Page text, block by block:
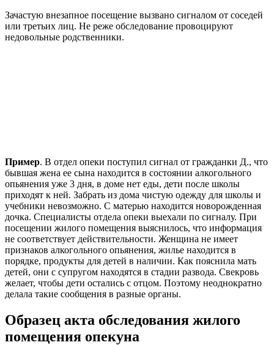
Зачастую внезапное посещение вызвано сигналом от соседей
или третьих лиц. Не реже обследование провоцируют
недовольные родственники.
Пример. В отдел опеки поступил сигнал от гражданки Д., что
бывшая жена ее сына находится в состоянии алкогольного
опьянения уже 3 дня, в доме нет еды, дети после школы
приходят к ней. Забрать из дома чистую одежду для школы и
учебники невозможно. С матерью находится новорожденная
дочка. Специалисты отдела опеки выехали по сигналу. При
посещении жилого помещения выяснилось, что информация
не соответствует действительности. Женщина не имеет
признаков алкогольного опьянения, жилье находится в
порядке, продукты для детей в наличии. Как пояснила мать
детей, они с супругом находятся в стадии развода. Свекровь
желает, чтобы дети остались с отцом. Поэтому неоднократно
делала такие сообщения в разные органы.
Образец акта обследования жилого
помещения опекуна